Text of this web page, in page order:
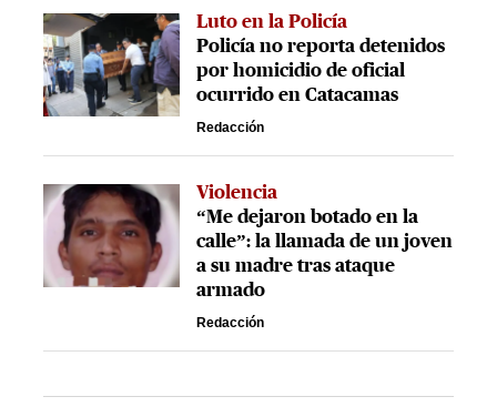
Luto en la Policía
Policía no reporta detenidos
por homicidio de oficial
ocurrido en Catacamas
Redacción
Violencia
“Me dejaron botado en la
calle”: la llamada de un joven
a su madre tras ataque
armado
Redacción